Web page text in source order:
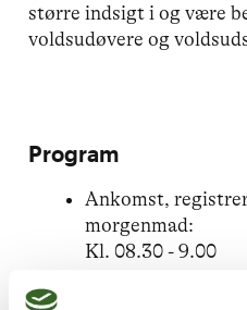
større indsigt i og være
voldsudøvere og
Program
Ankomst,
morgenmad:
Kl. 08.30 - 9.00